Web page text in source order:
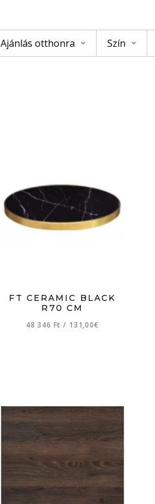
Ajánlás otthonra Szín
FT CERAMIC BLACK
R70 CM
48 346 Ft/ 131,00€